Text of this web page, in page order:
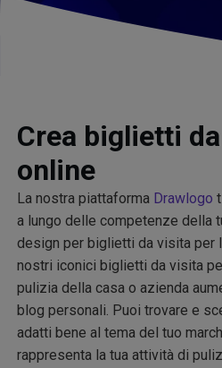
Crea biglietti
online
La nostra piattaforma Drawlogo
a lungo delle competenze della
design per biglietti da visita per
nostri iconici biglietti da visita
pulizia della casa o azienda
blog personali. Puoi trovare e
adatti bene al tema del tuo
rappresenta la tua attività di